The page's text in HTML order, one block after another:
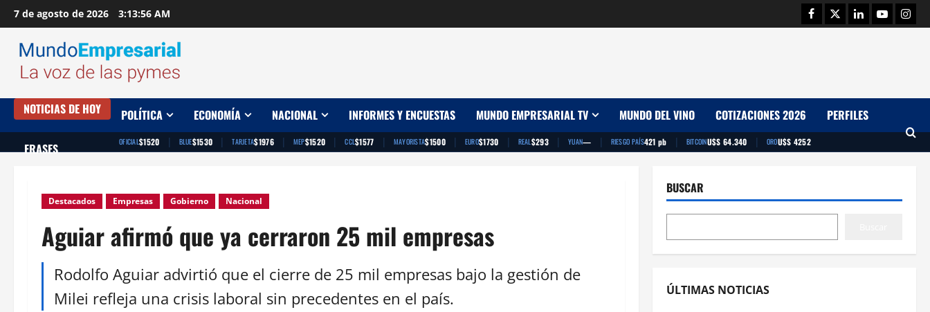
Saltar
al
contenido
7 de agosto de 2026 3:13:57 AM Facebook
TwitterLinkedinYoutube
NOTICIAS DE HOY POLÍTICA ECONOMÍA NACIONAL INFORMES Y ENCUESTAS MUNDO EMPRESARIAL TV MUNDO DEL VINO COTIZACIONES 2026 PERFILES
FRASES OFICIAL$1520 | BLUE$1530 | TARJETA$1976 | MEP$1520 | CCL$1577 | MAYORISTA$1500 | EURO$1730 | REAL$293 | YUAN— | RIESGO PAÍS421 pb | BITCOINU$S 64.340 | OROU$S 4252
Destacados Empresas Gobierno Nacional
Aguiar afirmó que ya cerraron 25 mil empresas
Rodolfo Aguiar advirtió que el cierre de 25 mil empresas bajo la gestión de
Milei refleja una crisis laboral sin precedentes en el país.
BUSCAR
ÚLTIMAS NOTICIAS